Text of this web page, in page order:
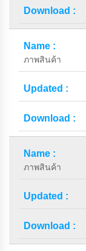
ภาพสินค้า
ภาพสินค้า